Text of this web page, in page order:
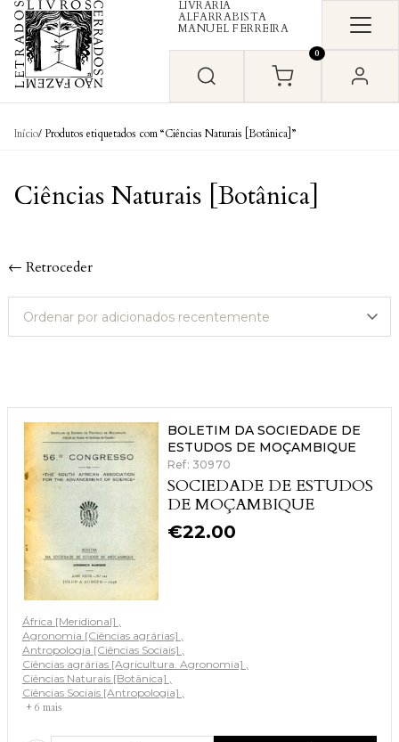
Skip to content
LIVRARIA
ALFARRABISTA
MANUEL FERREIRA
0
Início/ Produtos etiquetados com “Ciências Naturais [Botânica]”
Ciências Naturais [Botânica]
← Retroceder
BOLETIM DA SOCIEDADE DE
ESTUDOS DE MOÇAMBIQUE
Ref: 30970
SOCIEDADE DE ESTUDOS
DE MOÇAMBIQUE
€22.00
África [Meridional]
Agronomia [Ciências agrárias]
Antropologia [Ciências Sociais]
Ciências agrárias [Agricultura. Agronomia]
Ciências Naturais [Botânica]
Ciências Sociais [Antropologia]
+ 6 mais